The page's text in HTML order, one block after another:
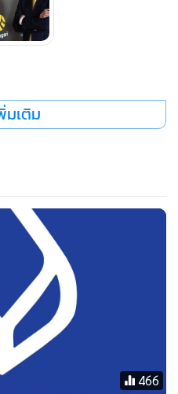
ยหลักมาจากการลดลงของ
ธิที่เป็นผลจากการลดลงของ
อย สะท้อนภาวะเศรษฐกิจที่
กิดรายได้ (NPL Ratio) อยู่ที่
สิ้นเดือนธันวาคม 2562
ที่ไม่ก่อให้เกิดรายได้ อยู่ที่
ณ สิ้นเดือนธันวาคม 2562
พย์เสี่ยง อยู่ที่ 15.66%
ดการใหญ่และประธานเจ้า
กล่าวว่า
มเติม
466